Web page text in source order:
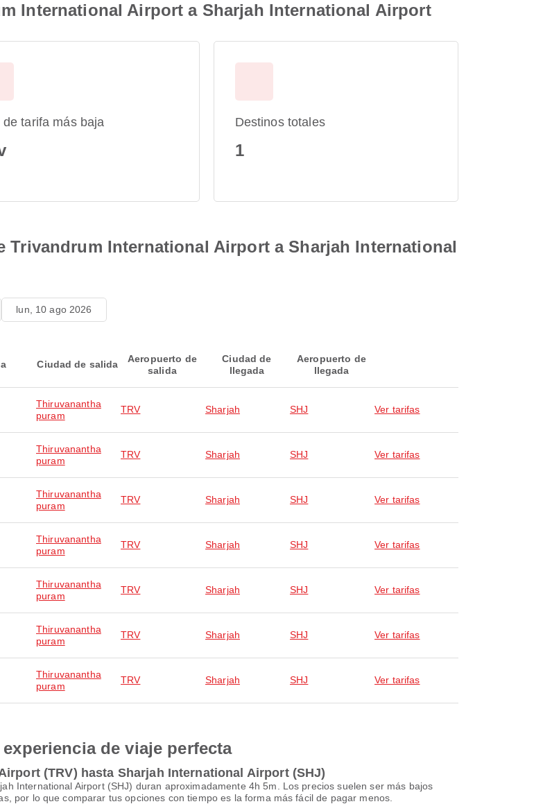
International Airport a Sharjah International Airport
de tarifa más baja Destinos totales
1
International Airport a Sharjah International
lun, 10 ago 2026
Ciudad de salida
Aeropuerto de
salida
Ciudad de
llegada
Aeropuerto de
llegada
Thiruvanantha
puram
TRV Sharjah SHJ Ver tarifas
Thiruvanantha
puram
TRV Sharjah SHJ Ver tarifas
Thiruvanantha
puram
TRV Sharjah SHJ Ver tarifas
Thiruvanantha
puram
TRV Sharjah SHJ Ver tarifas
Thiruvanantha
puram
TRV Sharjah SHJ Ver tarifas
Thiruvanantha
puram
TRV Sharjah SHJ Ver tarifas
Thiruvanantha
puram
TRV Sharjah SHJ Ver tarifas
de viaje perfecta
(TRV) hasta Sharjah International Airport (SHJ)
International Airport (SHJ) duran aproximadamente 4h 5m. Los precios suelen ser más bajos
por lo que comparar tus opciones con tiempo es la forma más fácil de pagar menos.